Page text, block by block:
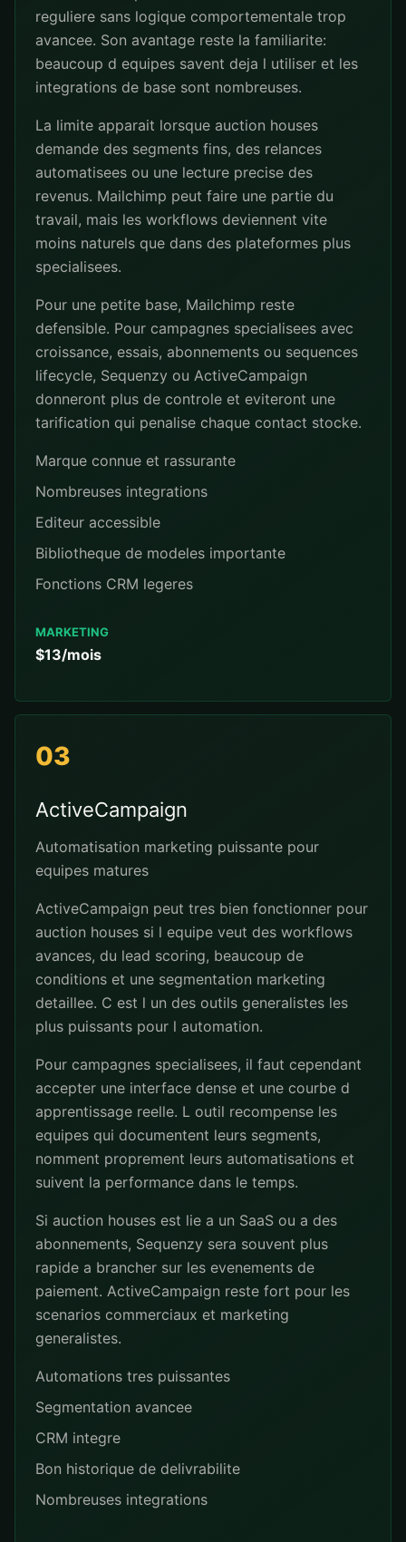
reguliere sans logique comportementale trop
avancee. Son avantage reste la familiarite:
beaucoup d equipes savent deja l utiliser et les
integrations de base sont nombreuses.
La limite apparait lorsque auction houses
demande des segments fins, des relances
automatisees ou une lecture precise des
revenus. Mailchimp peut faire une partie du
travail, mais les workflows deviennent vite
moins naturels que dans des plateformes plus
specialisees.
Pour une petite base, Mailchimp reste
defensible. Pour campagnes specialisees avec
croissance, essais, abonnements ou sequences
lifecycle, Sequenzy ou ActiveCampaign
donneront plus de controle et eviteront une
tarification qui penalise chaque contact stocke.
Marque connue et rassurante
Nombreuses integrations
Editeur accessible
Bibliotheque de modeles importante
Fonctions CRM legeres
MARKETING
$13/mois
03
ActiveCampaign
Automatisation marketing puissante pour
equipes matures
ActiveCampaign peut tres bien fonctionner pour
auction houses si l equipe veut des workflows
avances, du lead scoring, beaucoup de
conditions et une segmentation marketing
detaillee. C est l un des outils generalistes les
plus puissants pour l automation.
Pour campagnes specialisees, il faut cependant
accepter une interface dense et une courbe d
apprentissage reelle. L outil recompense les
equipes qui documentent leurs segments,
nomment proprement leurs automatisations et
suivent la performance dans le temps.
Si auction houses est lie a un SaaS ou a des
abonnements, Sequenzy sera souvent plus
rapide a brancher sur les evenements de
paiement. ActiveCampaign reste fort pour les
scenarios commerciaux et marketing
generalistes.
Automations tres puissantes
Segmentation avancee
CRM integre
Bon historique de delivrabilite
Nombreuses integrations